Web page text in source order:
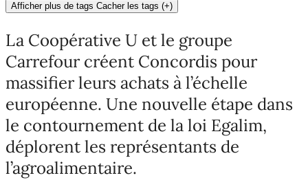
Afficher plus de tags Cacher les tags (+)
La Coopérative U et le groupe
Carrefour créent Concordis pour
massifier leurs achats à l’échelle
européenne. Une nouvelle étape dans
le contournement de la loi Egalim,
déplorent les représentants de
l’agroalimentaire.